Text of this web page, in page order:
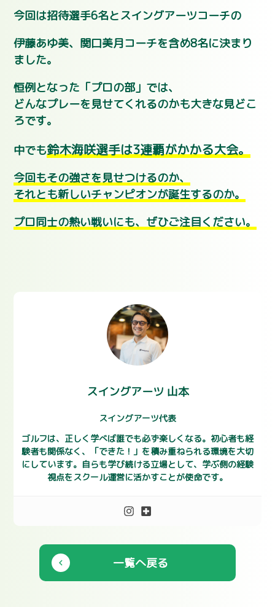
今回は招待選手6名とスイングアーツコーチの
伊藤あゆ美、関口美月コーチを含め8名に決まり
ました。
恒例となった「プロの部」では、
どんなプレーを見せてくれるのかも大きな見どこ
ろです。
中でも鈴木海咲選手は3連覇がかかる大会。
今回もその強さを見せつけるのか、
それとも新しいチャンピオンが誕生するのか。
プロ同士の熱い戦いにも、ぜひご注目ください。
スイングアーツ 山本
スイングアーツ代表
ゴルフは、正しく学べば誰でも必ず楽しくなる。初心者も経
験者も関係なく、「できた！」を積み重ねられる環境を大切
にしています。自らも学び続ける立場として、学ぶ側の経験
視点をスクール運営に活かすことが使命です。
chevron_left 一覧へ戻る